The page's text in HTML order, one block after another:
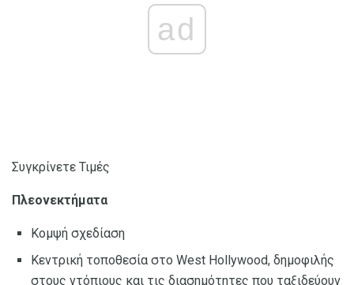
ad
Συγκρίνετε Τιμές
Πλεονεκτήματα
Κομψή σχεδίαση
Κεντρική τοποθεσία στο West Hollywood, δημοφιλής
στους ντόπιους και τις διασημότητες που ταξιδεύουν